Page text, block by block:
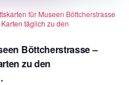
Böttcherstrasse –
zu den
für Museen Böttcherstrasse
täglich zu den